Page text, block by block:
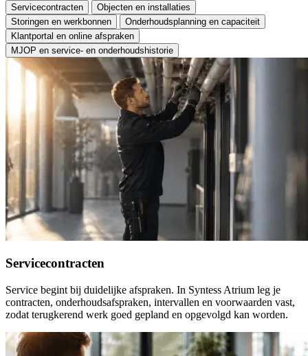
Servicecontracten
Objecten en installaties
Storingen en werkbonnen
Onderhoudsplanning en capaciteit
Klantportal en online afspraken
MJOP en service- en onderhoudshistorie
Servicecontracten
Service begint bij duidelijke afspraken. In Syntess Atrium leg je
contracten, onderhoudsafspraken, intervallen en voorwaarden vast,
zodat terugkerend werk goed gepland en opgevolgd kan worden.